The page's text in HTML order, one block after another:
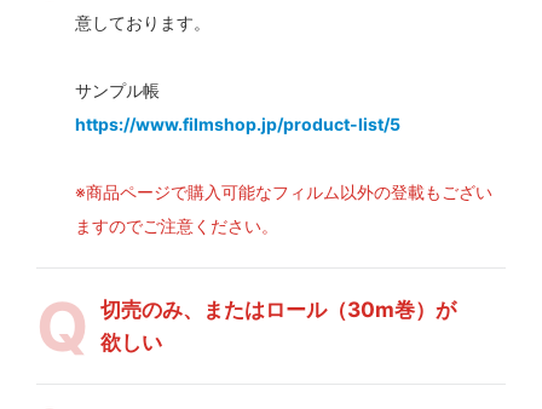
意しております。
サンプル帳
https://www.filmshop.jp/product-list/5
※商品ページで購入可能なフィルム以外の登載もござい
ますのでご注意ください。
切売のみ、またはロール（30m巻）が
欲しい